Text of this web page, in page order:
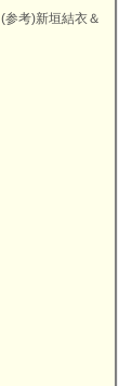
(参考)新垣結衣＆